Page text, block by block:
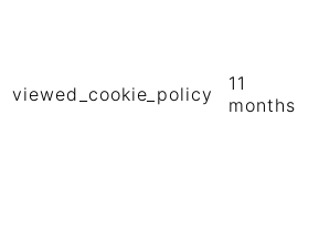
viewed_cookie_policy
11
months